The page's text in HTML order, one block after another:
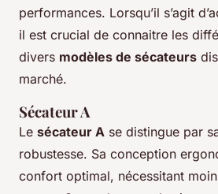
performances. Lorsqu’il s’agit
il est crucial de connaitre les
divers modèles de sécateurs
marché.
Sécateur A
Le sécateur A se distingue par
robustesse. Sa conception
confort optimal, nécessitant